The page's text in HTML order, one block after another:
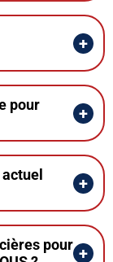
pour
pour